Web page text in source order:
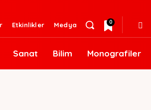
Etkinlikler Medya 0
Sanat Bilim Monografiler